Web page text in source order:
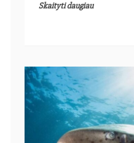
Skaityti daugiau